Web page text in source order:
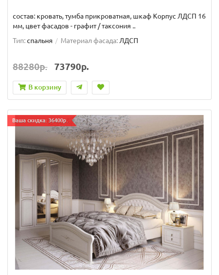
состав: кровать, тумба прикроватная, шкаф Корпус ЛДСП 16
мм, цвет фасадов - графит / таксония ..
Тип:спальня Материал фасада: ЛДСП
88280р. 73790р.
В корзину
Ваша скидка: 36400р.